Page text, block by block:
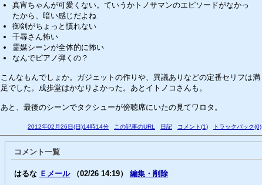
真宵ちゃんが可愛くない。ていうかトノサマンのエピソードがなかっ
たから、暗い感じだよね
御剣がちょっと慣れない
千尋さん怖い
霊媒シーンが全体的に怖い
なんでピアノ弾くの？
こんなもんでしょか。ガジェットの作りや、異議ありなどの定番セリフは満
足でした。成歩堂はかなりよかった。あとイトノコさんも。
あと、最後のシーンでタクシューが傍聴席にいたの見てワロタ。
2012年02月26日(日)14時14分 この記事のURL 日記 コメント(1) トラックバック(0)
コメント一覧
はるな Ｅメール （02/26 14:19） 編集・削除